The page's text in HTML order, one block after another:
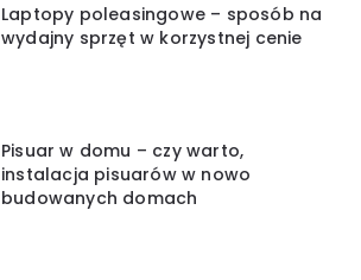
Laptopy poleasingowe – sposób na
wydajny sprzęt w korzystnej cenie
Pisuar w domu – czy warto,
instalacja pisuarów w nowo
budowanych domach